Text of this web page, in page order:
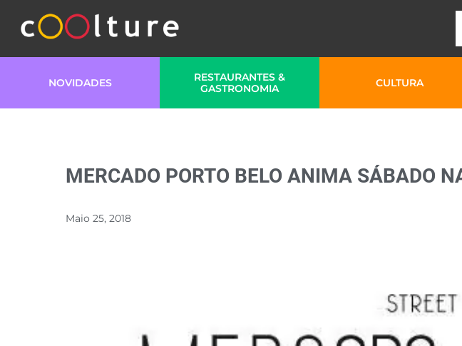
NOVIDADES
RESTAURANTES &
GASTRONOMIA
CULTURA
MERCADO PORTO BELO ANIMA SÁBADO
Maio 25, 2018